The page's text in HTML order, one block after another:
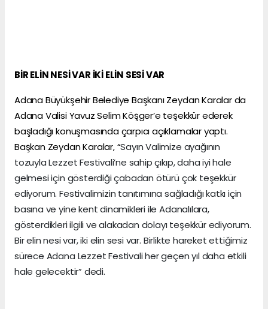
BİR ELİN NESİ VAR İKİ ELİN SESİ VAR
Adana Büyükşehir Belediye Başkanı Zeydan Karalar da
Adana Valisi Yavuz Selim Köşger’e teşekkür ederek
başladığı konuşmasında çarpıcı açıklamalar yaptı.
Başkan Zeydan Karalar, “Sayın Valimize ayağının
tozuyla Lezzet Festivali’ne sahip çıkıp, daha iyi hale
gelmesi için gösterdiği çabadan ötürü çok teşekkür
ediyorum. Festivalimizin tanıtımına sağladığı katkı için
basına ve yine kent dinamikleri ile Adanalılara,
gösterdikleri ilgili ve alakadan dolayı teşekkür ediyorum.
Bir elin nesi var, iki elin sesi var. Birlikte hareket ettiğimiz
sürece Adana Lezzet Festivali her geçen yıl daha etkili
hale gelecektir” dedi.